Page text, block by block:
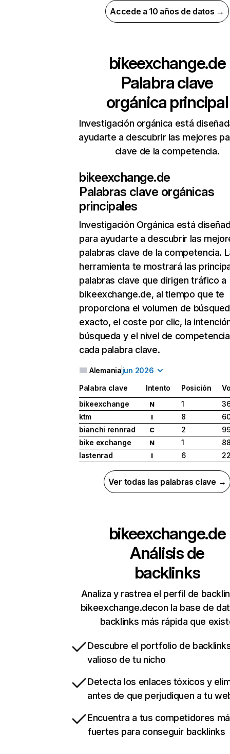
Accede a 10 años de datos →
bikeexchange.de
Palabra clave
orgánica principal
Investigación orgánica está
ayudarte a descubrir las mejores
clave de la competencia.
bikeexchange.de
Palabras clave orgánicas
principales
Investigación Orgánica está
para ayudarte a descubrir las
palabras clave de la competencia.
herramienta te mostrará las
palabras clave que dirigen tráfico a
bikeexchange.de, al tiempo que te
proporciona el volumen de
exacto, el coste por clic, la
búsqueda y el nivel de
cada palabra clave.
Alemaniajun 2026
Palabra clave Intento Posición
bikeexchange
N 1
ktm
I 8
bianchi rennrad
C 2
bike exchange
N 1
lastenrad
I 6
Ver todas las palabras clave →
bikeexchange.de
Análisis de
backlinks
Analiza y rastrea el perfil de
bikeexchange.decon la base de
backlinks más rápida que
Descubre el portfolio de
valioso de tu nicho
Detecta los enlaces tóxicos y
antes de que perjudiquen a tu
Encuentra a tus competidores
fuertes para conseguir backlinks